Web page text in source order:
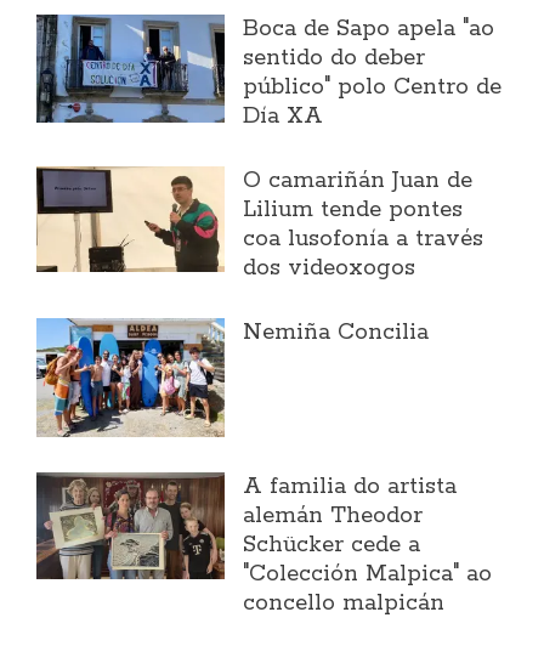
Boca de Sapo apela "ao
sentido do deber
público" polo Centro de
Día XA
O camariñán Juan de
Lilium tende pontes
coa lusofonía a través
dos videoxogos
Nemiña Concilia
A familia do artista
alemán Theodor
Schücker cede a
"Colección Malpica" ao
concello malpicán